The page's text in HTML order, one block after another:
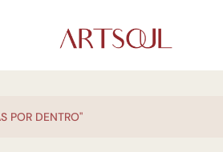
POR DENTRO"